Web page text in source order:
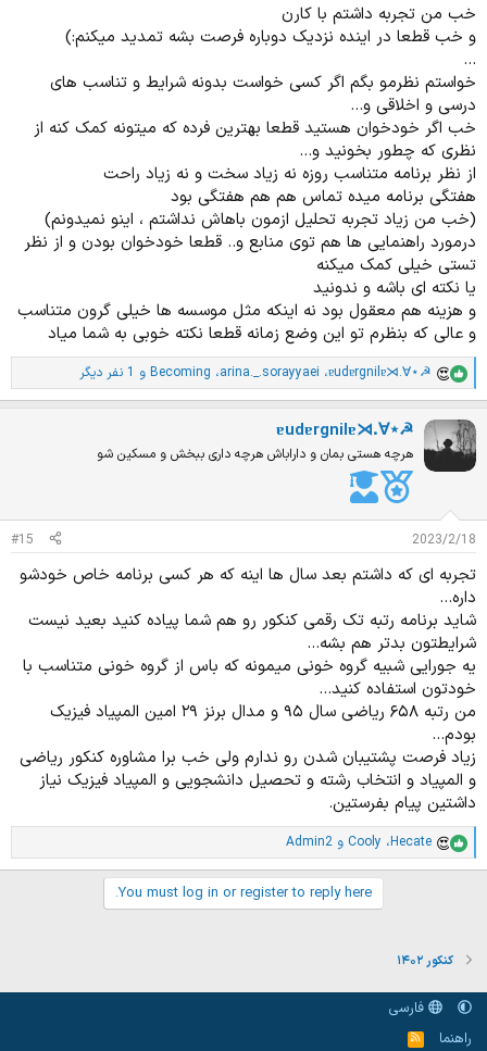
خب من تجربه داشتم با کارن
و خب قطعا در اینده نزدیک دوباره فرصت بشه تمدید میکنم:)
...
خواستم نظرمو بگم اگر کسی خواست بدونه شرایط و تناسب های
درسی و اخلاقی و...
خب اگر خودخوان هستید قطعا بهترین فرده که میتونه کمک کنه از
نظری که چطور بخونید و...
از نظر برنامه متناسب روزه نه زیاد سخت و نه زیاد راحت
هفتگی برنامه میده تماس هم هم هفتگی بود
(خب من زیاد تجربه تحلیل ازمون باهاش نداشتم ، اینو نمیدونم)
درمورد راهنمایی ها هم توی منابع و.. قطعا خودخوان بودن و از نظر
تستی خیلی کمک میکنه
یا نکته ای باشه و ندونید
و هزینه هم معقول بود نه اینکه مثل موسسه ها خیلی گرون متناسب
و عالی که بنظرم تو این وضع زمانه قطعا نکته خوبی به شما میاد
ا
م
ی
ا
ز
:
ɐudɐrgnilɐ⋊.∀⋆☭، arina._.sorayyaei، Becoming و 1 نفر دیگر
ɐudɐrgnilɐ⋊.∀⋆☭
هرچه هستی بمان و داراباش هرچه داری ببخش و مسکین شو
2023/2/18
#15
تجربه ای که داشتم بعد سال ها اینه که هر کسی برنامه خاص خودشو
داره...
شاید برنامه رتبه تک رقمی کنکور رو هم شما پیاده کنید بعید نیست
شرایطتون بدتر هم بشه...
یه جورایی شبیه گروه خونی میمونه که باس از گروه خونی متناسب با
خودتون استفاده کنید...
من رتبه ۶۵۸ ریاضی سال ۹۵ و مدال برنز ۲۹ امین المپیاد فیزیک
بودم...
زیاد فرصت پشتیبان شدن رو ندارم ولی خب برا مشاوره کنکور ریاضی
و المپیاد و انتخاب رشته و تحصیل دانشجویی و المپیاد فیزیک نیاز
داشتین پیام بفرستین.
ا
م
ا
:
Hecate، Cooly و Admin2
You must log in or register to reply here.
کنکور ۱۴۰۲
فارسی
راهنما
خ